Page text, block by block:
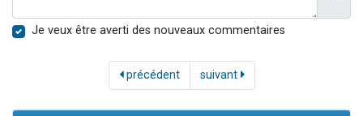
Je veux être averti des nouveaux commentaires
précédent suivant